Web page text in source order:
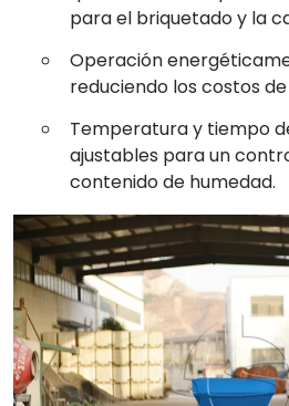
para el briquetado y la
Operación
reduciendo los costos
Temperatura y tiempo
ajustables para un
contenido de humedad.